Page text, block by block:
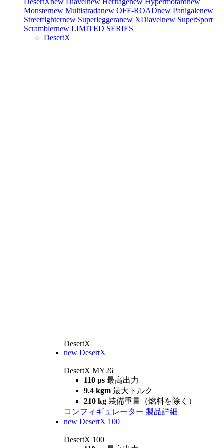
DesertXnew Diavelnew Heritagenew Hypermotardnew
Monsternew Multistradanew OFF-ROADnew Panigalenew
Streetfighternew Superleggeranew XDiavelnew SuperSport
Scramblernew LIMITED SERIES
DesertX
DesertX
new DesertX
DesertX MY26
110 ps 最高出力
9.4 kgm 最大トルク
210 kg 装備重量（燃料を除く）
コンフィギュレーター 製品詳細
new DesertX 100
DesertX 100